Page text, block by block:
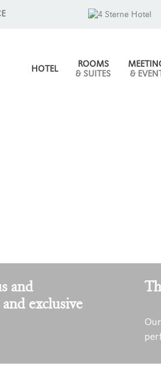
HOTEL
ROOMS
& SUITES
&
and
exclusive